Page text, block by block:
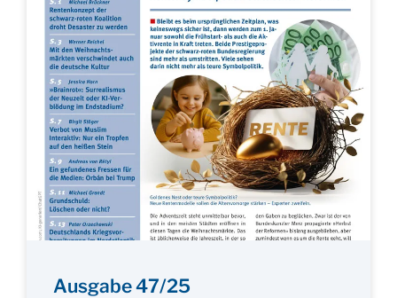
Ausgabe 47/25